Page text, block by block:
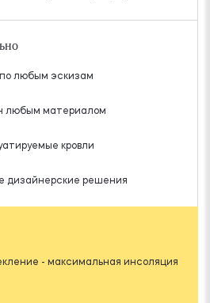
любым эскизам
любым материалом
кровли
дизайнерские решения
- максимальная инсоляция